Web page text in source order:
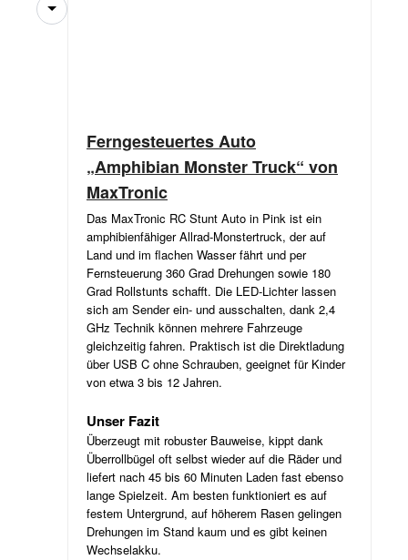
Ferngesteuertes Auto
„Amphibian Monster Truck“ von
MaxTronic
Das MaxTronic RC Stunt Auto in Pink ist ein
amphibienfähiger Allrad-Monstertruck, der auf
Land und im flachen Wasser fährt und per
Fernsteuerung 360 Grad Drehungen sowie 180
Grad Rollstunts schafft. Die LED-Lichter lassen
sich am Sender ein- und ausschalten, dank 2,4
GHz Technik können mehrere Fahrzeuge
gleichzeitig fahren. Praktisch ist die Direktladung
über USB C ohne Schrauben, geeignet für Kinder
von etwa 3 bis 12 Jahren.
Unser Fazit
Überzeugt mit robuster Bauweise, kippt dank
Überrollbügel oft selbst wieder auf die Räder und
liefert nach 45 bis 60 Minuten Laden fast ebenso
lange Spielzeit. Am besten funktioniert es auf
festem Untergrund, auf höherem Rasen gelingen
Drehungen im Stand kaum und es gibt keinen
Wechselakku.